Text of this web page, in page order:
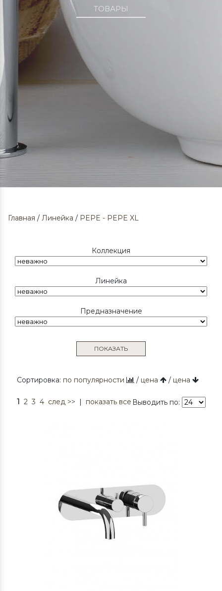
ТОВАРЫ
Главная / Линейка / PEPE - PEPE XL
Коллекция
Линейка
Предназначение
ПОКАЗАТЬ
Сортировка: по популярности / цена / цена
1 2 3 4 след >> | показать все Выводить по: